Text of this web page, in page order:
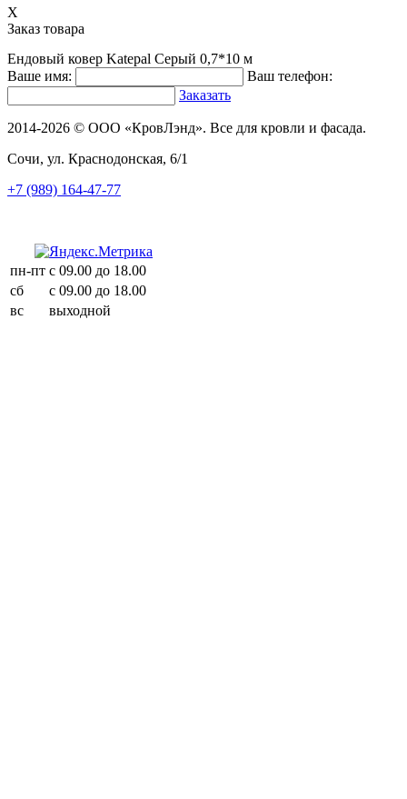
X
Заказ товара
Ендовый ковер Katepal Серый 0,7*10 м
Ваше имя:
Ваш телефон:
Заказать
2014-2026 © ООО «КровЛэнд». Все для кровли и фасада.
Сочи, ул. Краснодонская, 6/1
+7 (989) 164-47-77
пн-пт с 09.00 до 18.00
сб
с 09.00 до 18.00
вс
выходной